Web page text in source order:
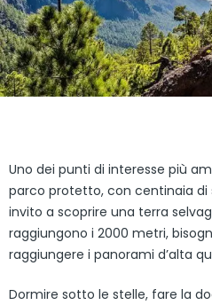
Uno dei punti di interesse più
parco protetto, con centinaia di
invito a scoprire una terra
raggiungono i 2000 metri,
raggiungere i panorami d’alta
Dormire sotto le stelle, fare la